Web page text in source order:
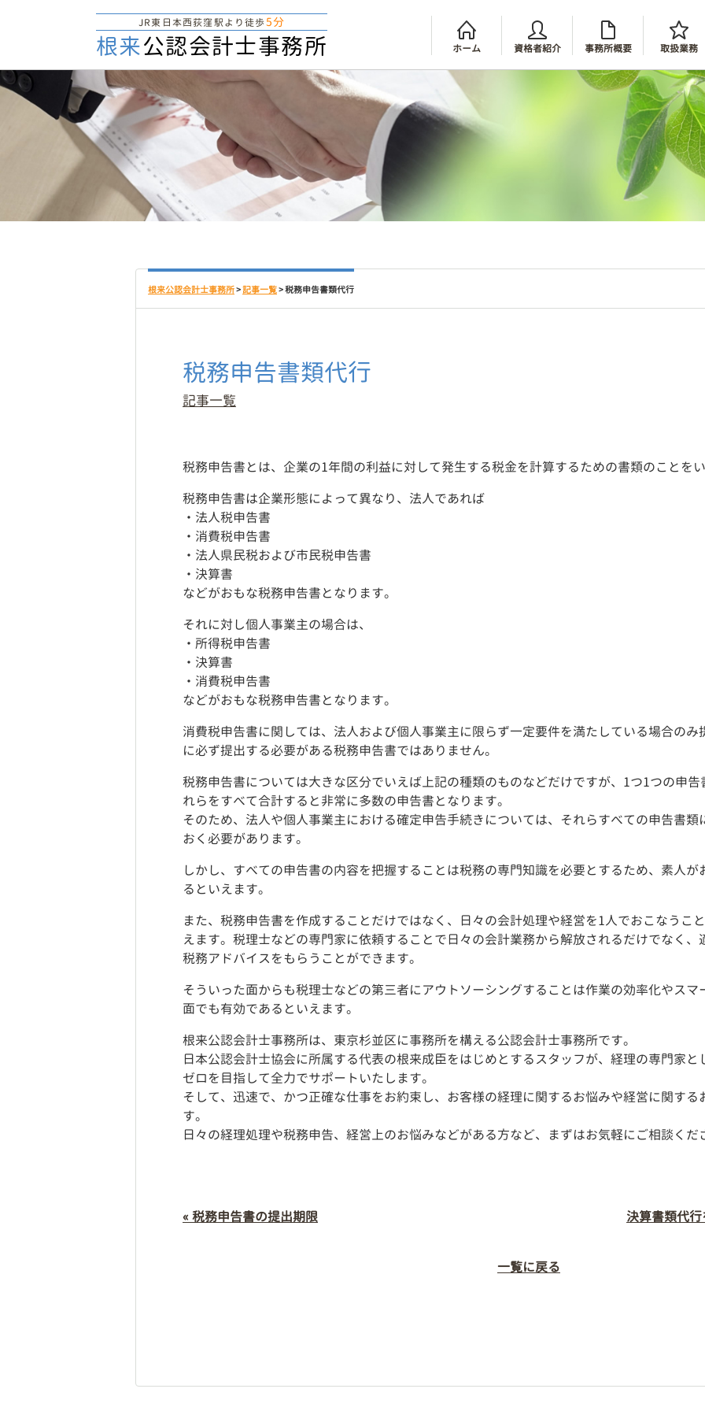
JR東日本西荻窪駅より徒歩5分
根来公認会計士事務所 ホーム 資格者紹介 事務所概要 取扱業務
根来公認会計士事務所>記事一覧>税務申告書類代行
税務申告書類代行
記事一覧
税務申告書とは、企業の1年間の利益に対して発生する税金を計算するための書類のことをい
税務申告書は企業形態によって異なり、法人であれば
・法人税申告書
・消費税申告書
・法人県民税および市民税申告書
・決算書
などがおもな税務申告書となります。
それに対し個人事業主の場合は、
・所得税申告書
・決算書
・消費税申告書
などがおもな税務申告書となります。
消費税申告書に関しては、法人および個人事業主に限らず一定要件を満たしている場合の
に必ず提出する必要がある税務申告書ではありません。
税務申告書については大きな区分でいえば上記の種類のものなどだけですが、1つ1つの申
れらをすべて合計すると非常に多数の申告書となります。
そのため、法人や個人事業主における確定申告手続きについては、それらすべての申告書類
おく必要があります。
しかし、すべての申告書の内容を把握することは税務の専門知識を必要とするため、素人
るといえます。
また、税務申告書を作成することだけではなく、日々の会計処理や経営を1人でおこなうこ
えます。税理士などの専門家に依頼することで日々の会計業務から解放されるだけでなく
税務アドバイスをもらうことができます。
そういった面からも税理士などの第三者にアウトソーシングすることは作業の効率化やスマ
面でも有効であるといえます。
根来公認会計士事務所は、東京杉並区に事務所を構える公認会計士事務所です。
日本公認会計士協会に所属する代表の根来成臣をはじめとするスタッフが、経理の専門家
ゼロを目指して全力でサポートいたします。
そして、迅速で、かつ正確な仕事をお約束し、お客様の経理に関するお悩みや経営に関する
す。
日々の経理処理や税務申告、経営上のお悩みなどがある方など、まずはお気軽にご相談くだ
« 税務申告書の提出期限 決算書類代
一覧に戻る